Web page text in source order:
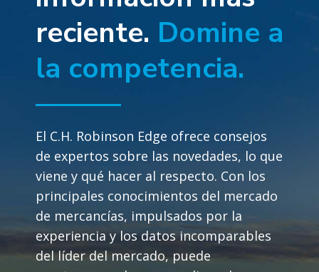
reciente. Domine a
la competencia.
El C.H. Robinson Edge ofrece consejos
de expertos sobre las novedades, lo que
viene y qué hacer al respecto. Con los
principales conocimientos del mercado
de mercancías, impulsados por la
experiencia y los datos incomparables
del líder del mercado, puede